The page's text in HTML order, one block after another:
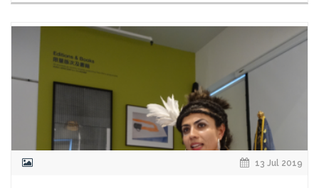
13 Jul 2019